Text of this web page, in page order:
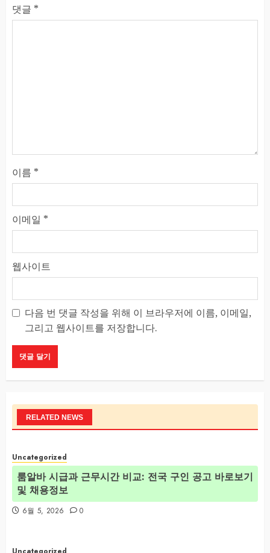
댓글 *
이름 *
이메일 *
웹사이트
다음 번 댓글 작성을 위해 이 브라우저에 이름, 이메일,
그리고 웹사이트를 저장합니다.
RELATED NEWS
Uncategorized
룸알바 시급과 근무시간 비교: 전국 구인 공고 바로보기
및 채용정보
6월 5, 2026 0